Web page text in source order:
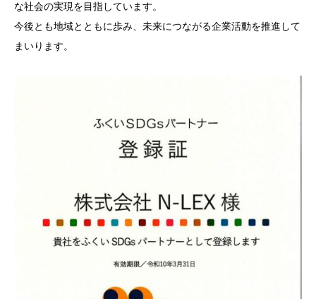
な社会の実現を目指しています。
今後とも地域とともに歩み、未来につながる企業活動を推進して
まいります。